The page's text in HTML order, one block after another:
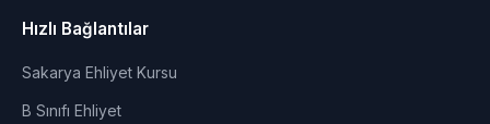
Hızlı Bağlantılar
Sakarya Ehliyet Kursu
B Sınıfı Ehliyet